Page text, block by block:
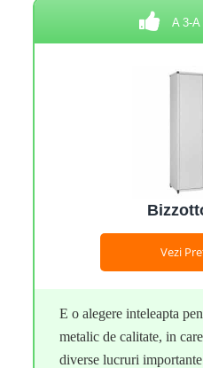
A 3-A
Vezi
E o alegere inteleapta
metalic de calitate, in
diverse lucruri